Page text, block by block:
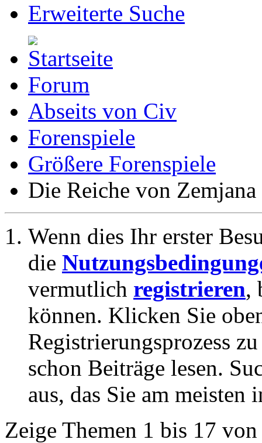
Erweiterte Suche
Forum
Abseits von Civ
Forenspiele
Größere Forenspiele
Die Reiche von Zemjana
Wenn dies Ihr erster
die
vermutlich registrieren,
können. Klicken Sie
Registrierungsprozess
schon Beiträge lesen.
aus, das Sie am meisten
Zeige Themen 1 bis 17